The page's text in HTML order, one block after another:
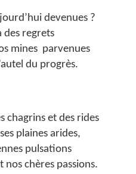
devenues ?
des regrets
mines parvenues
du progrès.
chagrins et des rides
plaines arides,
pulsations
nos chères passions.